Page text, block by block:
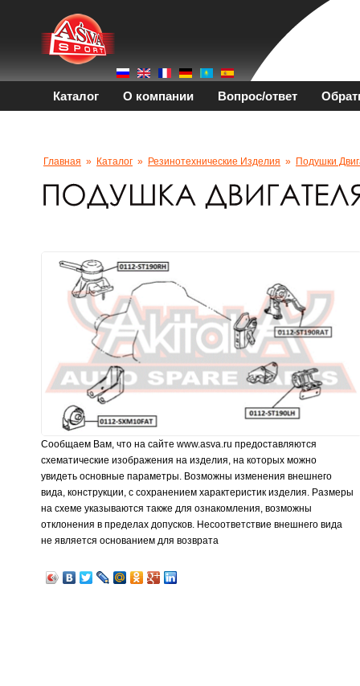
Каталог О компании Вопрос/ответ
Главная » Каталог » Резинотехнические Изделия » Подушки
Сообщаем Вам, что на сайте www.asva.ru предоставляются
схематические изображения на изделия, на которых можно
увидеть основные параметры. Возможны изменения внешнего
вида, конструкции, с сохранением характеристик изделия. Размеры
на схеме указываются также для ознакомления, возможны
отклонения в пределах допусков. Несоответствие внешнего вида
не является основанием для возврата